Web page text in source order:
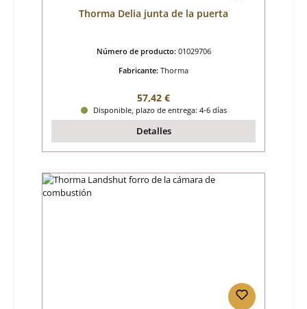
Thorma Delia junta de la puerta
Número de producto: 01029706
Fabricante: Thorma
Precio normal:
57,42 €
Disponible, plazo de entrega: 4-6 días
Detalles